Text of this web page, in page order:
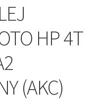
HP 4T
(AKC)